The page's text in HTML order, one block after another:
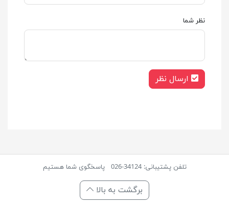
نظر شما
ارسال نظر
تلفن پشتیبانی: 34124-026 پاسخگوی شما هستیم
برگشت به بالا